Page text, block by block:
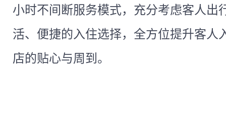
小时不间断服务模式，充分考虑客人出
活、便捷的入住选择，全方位提升客人
店的贴心与周到。